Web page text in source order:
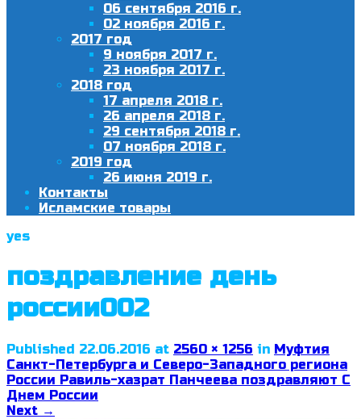
06 сентября 2016 г.
02 ноября 2016 г.
2017 год
9 ноября 2017 г.
23 ноября 2017 г.
2018 год
17 апреля 2018 г.
26 апреля 2018 г.
29 сентября 2018 г.
07 ноября 2018 г.
2019 год
26 июня 2019 г.
Контакты
Исламские товары
yes
поздравление день
россии002
Published 22.06.2016 at 2560 × 1256 in Муфтия
Санкт-Петербурга и Северо-Западного региона
России Равиль-хазрат Панчеева поздравляют С
Днем России
Next →